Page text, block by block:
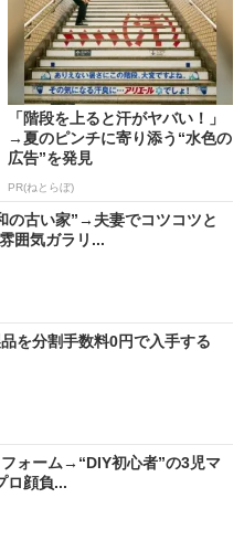
「階段を上ると汗がヤバい！」
→夏のピンチに寄り添う“水色の
広告”を発見
PR(ねとらぼ)
の古い家”→夫妻でコツコツと
囲気ガラリ...
を分割手数料0円で入手する
ォーム→“DIY初心者”の3児マ
顔負...